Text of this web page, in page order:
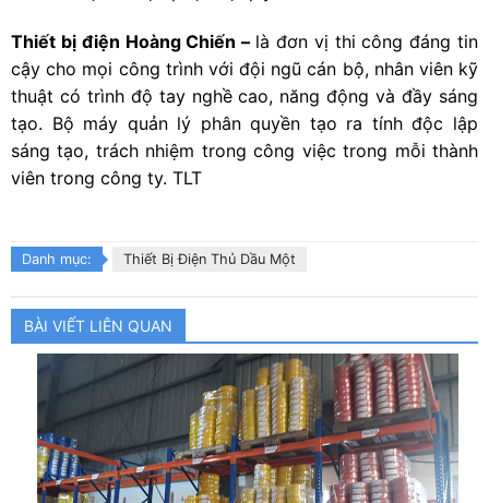
Thiết bị điện Hoàng Chiến – là đơn vị thi công đáng tin
cậy cho mọi công trình với đội ngũ cán bộ, nhân viên kỹ
thuật có trình độ tay nghề cao, năng động và đầy sáng
tạo. Bộ máy quản lý phân quyền tạo ra tính độc lập
sáng tạo, trách nhiệm trong công việc trong mỗi thành
viên trong công ty. TLT
Danh mục: Thiết Bị Điện Thủ Dầu Một
BÀI VIẾT LIÊN QUAN